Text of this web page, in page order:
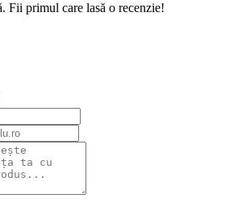
Fii primul care lasă o recenzie!